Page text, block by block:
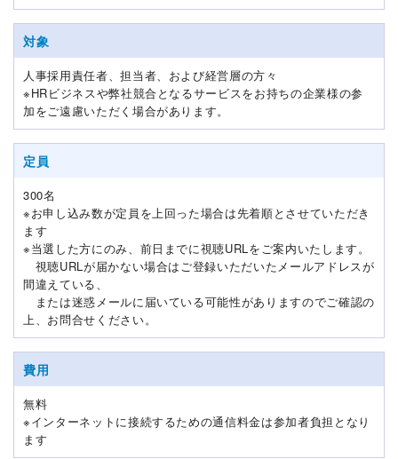
対象
人事採用責任者、担当者、および経営層の方々
※HRビジネスや弊社競合となるサービスをお持ちの企業様の参
加をご遠慮いただく場合があります。
定員
300名
※お申し込み数が定員を上回った場合は先着順とさせていただき
ます
※当選した方にのみ、前日までに視聴URLをご案内いたします。
視聴URLが届かない場合はご登録いただいたメールアドレスが
間違えている、
または迷惑メールに届いている可能性がありますのでご確認の
上、お問合せください。
費用
無料
※インターネットに接続するための通信料金は参加者負担となり
ます